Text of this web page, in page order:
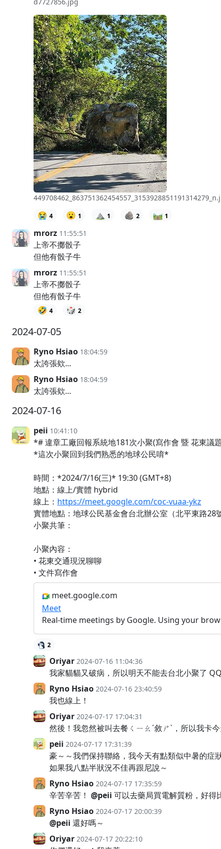
d7727856.jpg
😭 4 😮 1 ⛰️ 1 🪨 2 🛤️ 1
mrorz 11:55:51
上帝不擲骰子
但他有骰子牛
mrorz 11:55:51
上帝不擲骰子
但他有骰子牛
🤣 4 🎲 2
2024-07-05
Ryno Hsiao 18:04:59
太誇張欸...
Ryno Hsiao 18:04:59
太誇張欸...
2024-07-16
peii 10:41:10
*# 違章工廠回報系統地181次小聚(寫作會 暨 花東議
*這次小聚回到我們熟悉的地球公民唷*
時間：*2024/7/16(三)* 19:30 (GMT+8)
地點：線上/實體 hybrid
線上： https://meet.google.com/coc-vuaa-ykz
實體地點：地球公民基金會台北辦公室（北平東路28
小聚共筆：
小聚內容：
• 花東交通現況聊聊
• 文件寫作會
meet.google.com
Meet
Real-time meetings by Google. Using your
2
Oriyar 2024-07-16 11:04:36
我家貓貓又破病，所以明天不能去台北小聚了
Ryno Hsiao 2024-07-16 23:40:59
我也線上！
Oriyar 2024-07-17 17:04:31
然後！我忽然被叫去餐ㄑㄧㄠˊ敘ㄕˋ，所以我卡
peii 2024-07-17 17:31:39
豪～～我們保持聯絡，我今天有點類似中暑的症
如果我八點半狀況不佳再跟尼說～
Ryno Hsiao 2024-07-17 17:35:59
辛苦辛苦！ @peii 可以去藥局買電解質粉，好得
Ryno Hsiao 2024-07-17 20:00:39
@peii 還好嗎～
Oriyar 2024-07-17 20:22:10